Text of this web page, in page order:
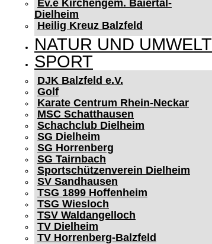
Ev.e Kirchengem. Baiertal-
Dielheim
Heilig Kreuz Balzfeld
NATUR UND UMWELT
SPORT
DJK Balzfeld e.V.
Golf
Karate Centrum Rhein-Neckar
MSC Schatthausen
Schachclub Dielheim
SG Dielheim
SG Horrenberg
SG Tairnbach
Sportschützenverein Dielheim
SV Sandhausen
TSG 1899 Hoffenheim
TSG Wiesloch
TSV Waldangelloch
TV Dielheim
TV Horrenberg-Balzfeld